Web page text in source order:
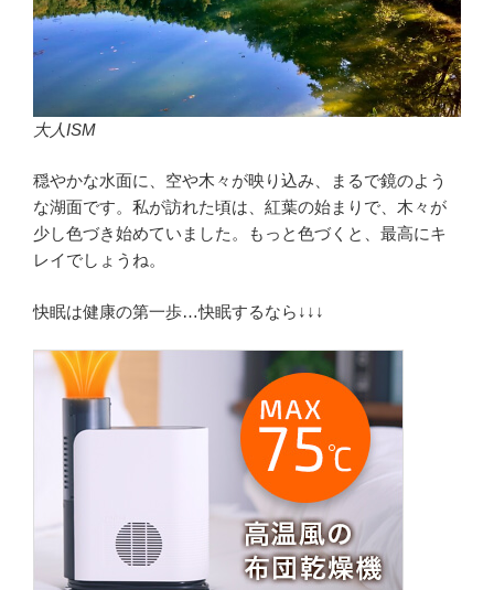
大人ISM
穏やかな水面に、空や木々が映り込み、まるで鏡のよう
な湖面です。私が訪れた頃は、紅葉の始まりで、木々が
少し色づき始めていました。もっと色づくと、最高にキ
レイでしょうね。
快眠は健康の第一歩…快眠するなら↓↓↓